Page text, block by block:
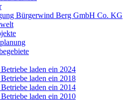
Bürgerwind Berg GmbH Co. KG
laden ein 2024
laden ein 2018
laden ein 2014
laden ein 2010